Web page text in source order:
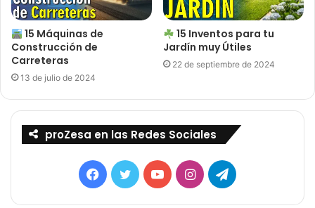
15 Máquinas de
Construcción de
Carreteras
13 de julio de 2024
15 Inventos para tu
Jardín muy Útiles
22 de septiembre de 2024
proZesa en las Redes Sociales
Facebook
TwitterYouTubeInstagramTelegram